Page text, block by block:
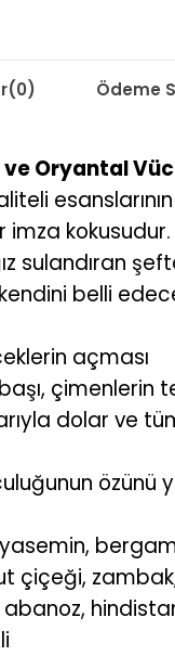
(0) Ödeme
ve Oryantal
imza kokusudur.
belli
açması
çimenlerin
dolar ve
çiçeği,
abanoz,